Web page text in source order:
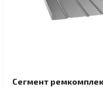
Сегмент